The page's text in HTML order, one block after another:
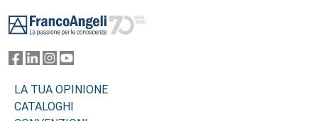
LA TUA OPINIONE
CATALOGHI